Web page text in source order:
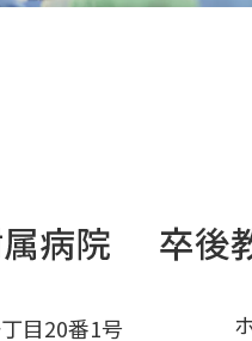
目20番1号